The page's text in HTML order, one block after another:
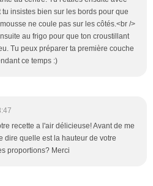
insistes bien sur les bords pour que
ne coule pas sur les côtés.<br />
au frigo pour que ton croustillant
Tu peux préparer ta première couche
ce temps :)
recette a l'air délicieuse! Avant de me
dire quelle est la hauteur de votre
proportions? Merci